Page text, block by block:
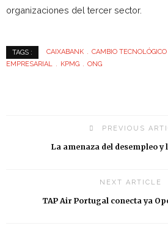
organizaciones del tercer sector.
TAGS : CAIXABANK CAMBIO TECNOLÓGICO
EMPRESARIAL
KPMG ONG
PREVIOUS
La amenaza del desempleo y
NEXT ARTICLE
TAP Air Portugal conecta ya